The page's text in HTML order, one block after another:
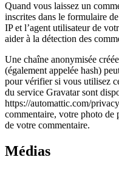
Quand vous laissez un
inscrites dans le formulaire
IP et l’agent utilisateur de
aider à la détection des
Une chaîne anonymisée
(également appelée hash)
pour vérifier si vous utilisez
du service Gravatar sont
https://automattic.com/
commentaire, votre photo de
de votre commentaire.
Médias